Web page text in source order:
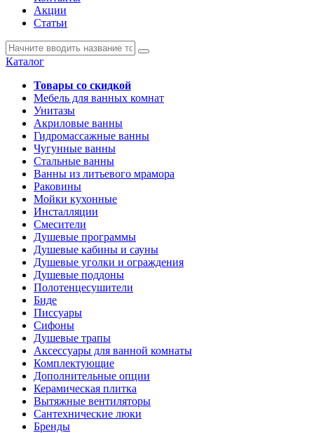
Акции
Статьи
Каталог
Товары со скидкой
Мебель для ванных комнат
Унитазы
Акриловые ванны
Гидромассажные ванны
Чугунные ванны
Стальные ванны
Ванны из литьевого мрамора
Раковины
Мойки кухонные
Инсталляции
Смесители
Душевые программы
Душевые кабины и сауны
Душевые уголки и ограждения
Душевые поддоны
Полотенцесушители
Биде
Писсуары
Сифоны
Душевые трапы
Аксессуары для ванной комнаты
Комплектующие
Дополнительные опции
Керамическая плитка
Вытяжные вентиляторы
Сантехнические люки
Бренды